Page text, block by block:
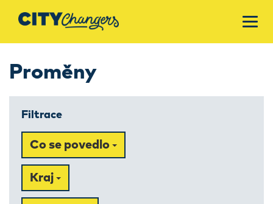
Proměny
Filtrace
Co se povedlo
Kraj